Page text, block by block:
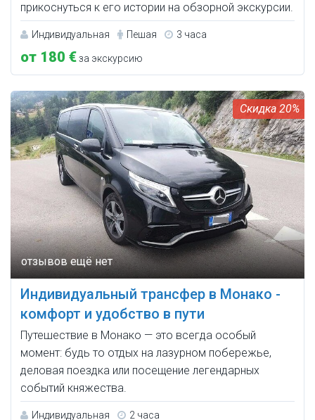
прикоснуться к его истории на обзорной экскурсии.
Индивидуальная Пешая 3 часа
от 180 €за экскурсию
20%
Индивидуальный трансфер в Монако -
комфорт и удобство в пути
Путешествие в Монако — это всегда особый
момент: будь то отдых на лазурном побережье,
деловая поездка или посещение легендарных
событий княжества.
Индивидуальная 2 часа